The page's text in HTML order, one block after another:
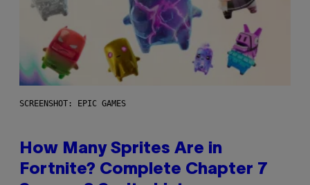
SCREENSHOT: EPIC GAMES
How Many Sprites Are in
Fortnite? Complete Chapter 7